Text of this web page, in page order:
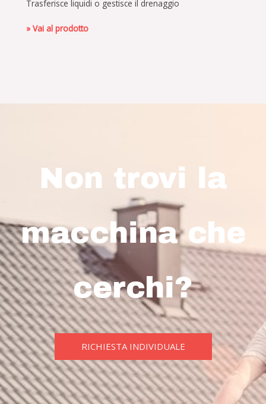
Trasferisce liquidi o gestisce il drenaggio
» Vai al prodotto
Non trovi la
macchina che
cerchi?
RICHIESTA INDIVIDUALE